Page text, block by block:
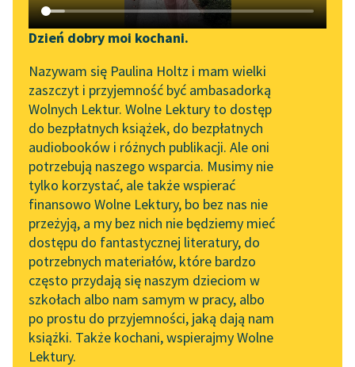
Katalog DAISY
Podkasty o książkach
Zgłoś brak utworu
Aktualności
„Prokurator Alicja Horn”
do słuchania
Byliśmy częścią AI Impact
Lab
Zapraszamy na spotkanie
online z tłumaczkami
literatury skandynawskiej
Spotkanie z Katarzyną
Tunkiel w Oslo
102. lata temu zmarł
Joseph Conrad
Narzędzia
Mapa Wolnych Lektur
Leśmianator
Przewodnik dla piszących i
czytających
API
OAI-PMH
Widget Wolnych Lektur
Przypisy
Dzień dobry moi kochani.
Nazywam się Paulina Holtz i mam wielki
zaszczyt i przyjemność być ambasadorką
Wolnych Lektur. Wolne Lektury to dostęp
do bezpłatnych książek, do bezpłatnych
audiobooków i różnych publikacji. Ale oni
potrzebują naszego wsparcia. Musimy nie
tylko korzystać, ale także wspierać
finansowo Wolne Lektury, bo bez nas nie
przeżyją, a my bez nich nie będziemy mieć
dostępu do fantastycznej literatury, do
potrzebnych materiałów, które bardzo
często przydają się naszym dzieciom w
szkołach albo nam samym w pracy, albo
po prostu do przyjemności, jaką dają nam
książki. Także kochani, wspierajmy Wolne
Lektury.
Sortuj:
artykuły naukowe Kazimierza Wyki
Kazimierz Wyka